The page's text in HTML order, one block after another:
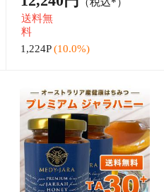
ミアム ジャラハニー T
130g スタンドパック
ラリア産 非加熱 生は
(10.0%)
auかんたん決済